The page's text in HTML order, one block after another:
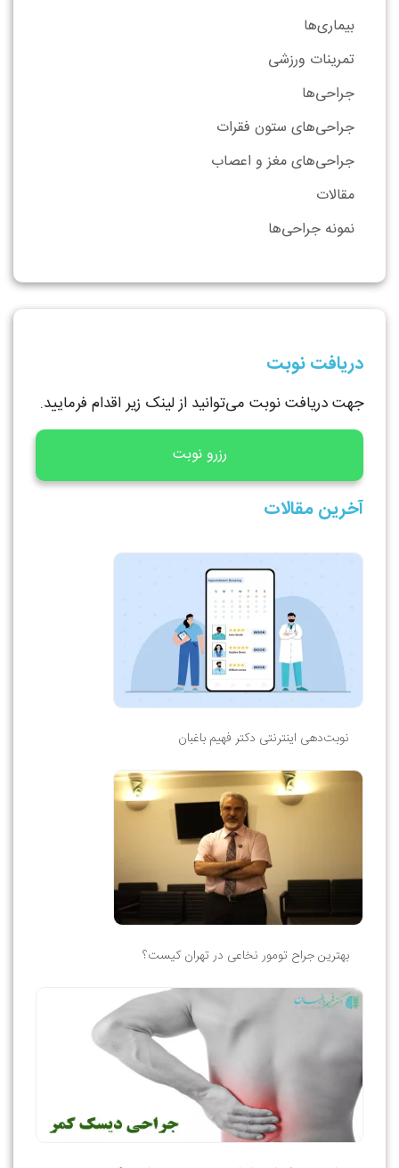
بیماری‌ها
تمرینات ورزشی
جراحی‌ها
جراحی‌های ستون فقرات
جراحی‌های مغز و اعصاب
مقالات
نمونه جراحی‌ها
دریافت نوبت
جهت دریافت نوبت می‌توانید از لینک زیر اقدام فرمایید.
رزرو نوبت
آخرین مقالات
نوبت‌دهی اینترنتی دکتر فهیم باغبان
بهترین جراح تومور نخاعی در تهران کیست؟